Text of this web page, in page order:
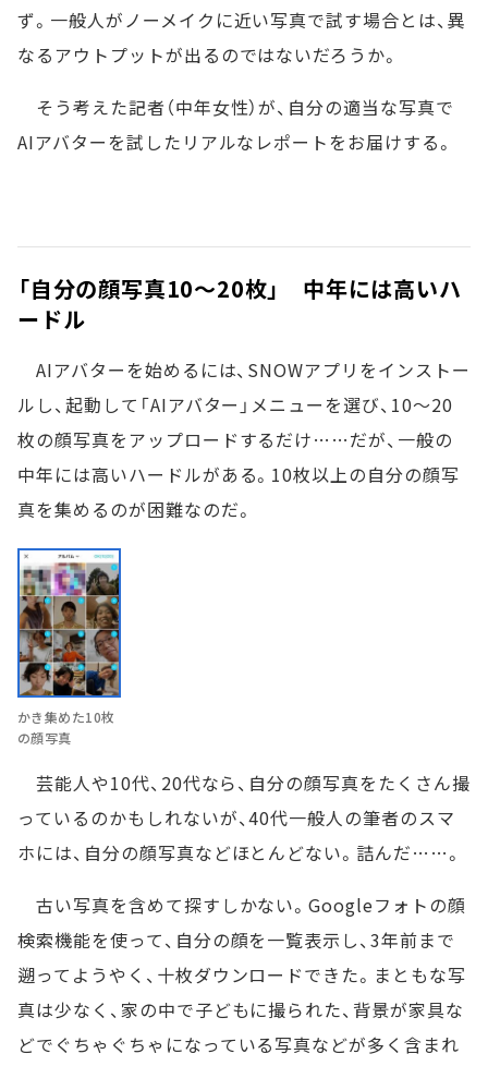
ず。一般人がノーメイクに近い写真で試す場合とは、異
なるアウトプットが出るのではないだろうか。
そう考えた記者（中年女性）が、自分の適当な写真で
AIアバターを試したリアルなレポートをお届けする。
「自分の顔写真10～20枚」 中年には高いハ
ードル
AIアバターを始めるには、SNOWアプリをインストー
ルし、起動して「AIアバター」メニューを選び、10～20
枚の顔写真をアップロードするだけ……だが、一般の
中年には高いハードルがある。10枚以上の自分の顔写
真を集めるのが困難なのだ。
かき集めた10枚
の顔写真
芸能人や10代、20代なら、自分の顔写真をたくさん撮
っているのかもしれないが、40代一般人の筆者のスマ
ホには、自分の顔写真などほとんどない。詰んだ……。
古い写真を含めて探すしかない。Googleフォトの顔
検索機能を使って、自分の顔を一覧表示し、3年前まで
遡ってようやく、十枚ダウンロードできた。まともな写
真は少なく、家の中で子どもに撮られた、背景が家具な
どでぐちゃぐちゃになっている写真などが多く含まれ